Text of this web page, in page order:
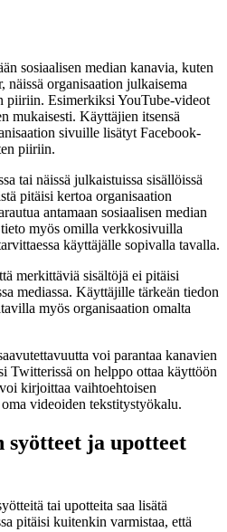
sosiaalisen median kanavia, kuten
organisaation julkaisema
piiriin. Esimerkiksi YouTube-videot
mukaisesti. Käyttäjien itsensä
sivuille lisätyt Facebook-
piiriin.
tai näissä julkaistuissa sisällöissä
pitäisi kertoa organisaation
antamaan sosiaalisen median
myös omilla verkkosivuilla
käyttäjälle sopivalla tavalla.
merkittäviä sisältöjä ei pitäisi
mediassa. Käyttäjille tärkeän tiedon
myös organisaation omalta
voi parantaa kanavien
Twitterissä on helppo ottaa käyttöön
kirjoittaa vaihtoehtoisen
videoiden tekstitystyökalu.
syötteet ja upotteet
tai upotteita saa lisätä
pitäisi kuitenkin varmistaa, että